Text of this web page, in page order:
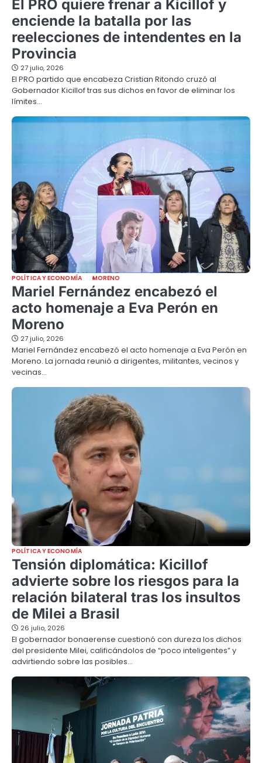
El PRO quiere frenar a Kicillof y
enciende la batalla por las
reelecciones de intendentes en la
Provincia
27 julio, 2026
El PRO partido que encabeza Cristian Ritondo cruzó al
Gobernador Kicillof tras sus dichos en favor de eliminar los
límites…
POLÍTICA Y ECONOMÍA MORENO
Mariel Fernández encabezó el
acto homenaje a Eva Perón en
Moreno
27 julio, 2026
Mariel Fernández encabezó el acto homenaje a Eva Perón en
Moreno. La jornada reunió a dirigentes, militantes, vecinos y
vecinas…
POLÍTICA Y ECONOMÍA
Tensión diplomática: Kicillof
advierte sobre los riesgos para la
relación bilateral tras los insultos
de Milei a Brasil
26 julio, 2026
El gobernador bonaerense cuestionó con dureza los dichos
del presidente Milei, calificándolos de “poco inteligentes” y
advirtiendo sobre las posibles…